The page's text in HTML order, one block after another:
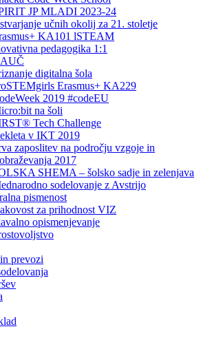
JP MLADI 2023-24
učnih okolij za 21. stoletje
KA101 lSTEAM
pedagogika 1:1
digitalna šola
Erasmus+ KA229
2019 #codeEU
na šoli
Tech Challenge
v IKT 2019
zaposlitev na področju vzgoje in
2017
SHEMA – šolsko sadje in zelenjava
sodelovanje z Avstrijo
pismenost
za prihodnost VIZ
opismenjevanje
prevozi